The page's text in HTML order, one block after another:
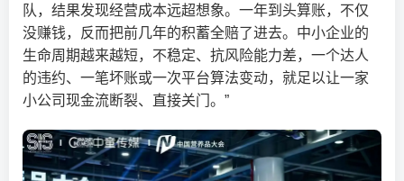
队，结果发现经营成本远超想象。一年到头算账，不仅
没赚钱，反而把前几年的积蓄全赔了进去。中小企业的
生命周期越来越短，不稳定、抗风险能力差，一个达人
的违约、一笔坏账或一次平台算法变动，就足以让一家
小公司现金流断裂、直接关门。”